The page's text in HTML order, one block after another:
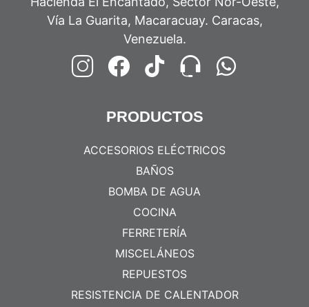
Vía La Guarita, Macaracuay. Caracas,
Venezuela.
PRODUCTOS
ACCESORIOS ELÉCTRICOS
BAÑOS
BOMBA DE AGUA
COCINA
FERRETERÍA
MISCELÁNEOS
REPUESTOS
RESISTENCIA DE CALENTADOR